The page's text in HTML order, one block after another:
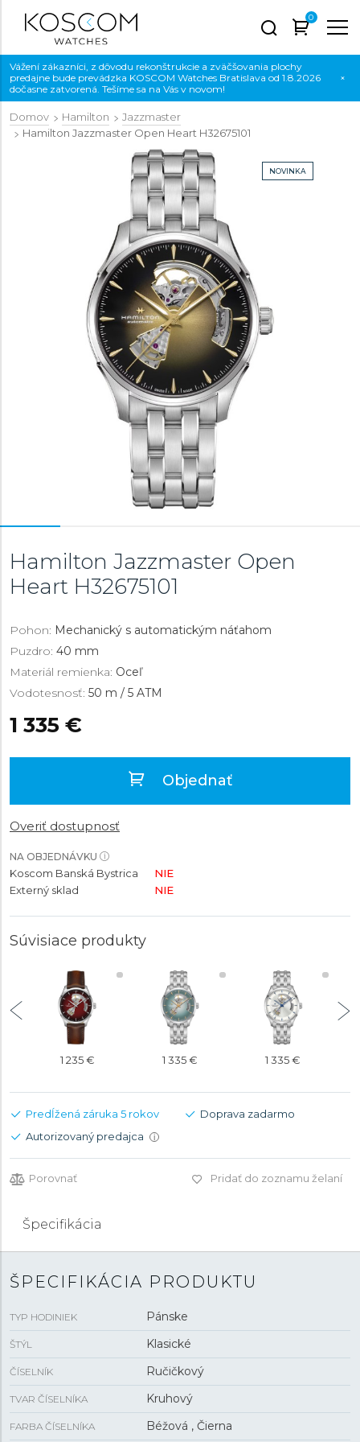
0
Vážení zákazníci, z dôvodu rekonštrukcie a zväčšovania plochy
predajne bude prevádzka KOSCOM Watches Bratislava od 1.8.2026
dočasne zatvorená. Tešíme sa na Vás v novom!
×
Domov Hamilton
Jazzmaster
Hamilton Jazzmaster Open Heart H32675101
NOVINKA
Hamilton Jazzmaster Open
Heart H32675101
Pohon: Mechanický s automatickým náťahom
Puzdro: 40 mm
Materiál remienka: Oceľ
Vodotesnosť: 50 m / 5 ATM
1 335 €
Objednať
Overiť dostupnosť
NA OBJEDNÁVKU
Koscom Banská Bystrica
NIE
Externý sklad
NIE
Súvisiace produkty
1 235 € 1 335 € 1 335 €
Predĺžená záruka 5 rokov
Doprava zadarmo
Autorizovaný predajca
i
Porovnať Pridať do zoznamu želaní
Špecifikácia
ŠPECIFIKÁCIA PRODUKTU
TYP HODINIEK Pánske
ŠTÝL Klasické
ČÍSELNÍK Ručičkový
TVAR ČÍSELNÍKA Kruhový
FARBA ČÍSELNÍKA Béžová , Čierna